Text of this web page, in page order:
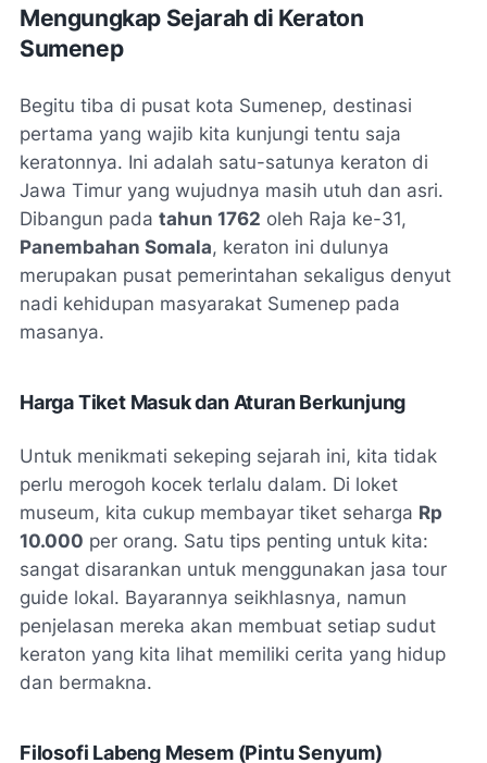
Mengungkap Sejarah di Keraton
Sumenep
Begitu tiba di pusat kota Sumenep, destinasi
pertama yang wajib kita kunjungi tentu saja
keratonnya. Ini adalah satu-satunya keraton di
Jawa Timur yang wujudnya masih utuh dan asri.
Dibangun pada tahun 1762 oleh Raja ke-31,
Panembahan Somala, keraton ini dulunya
merupakan pusat pemerintahan sekaligus denyut
nadi kehidupan masyarakat Sumenep pada
masanya.
Harga Tiket Masuk dan Aturan Berkunjung
Untuk menikmati sekeping sejarah ini, kita tidak
perlu merogoh kocek terlalu dalam. Di loket
museum, kita cukup membayar tiket seharga Rp
10.000 per orang. Satu tips penting untuk kita:
sangat disarankan untuk menggunakan jasa tour
guide lokal. Bayarannya seikhlasnya, namun
penjelasan mereka akan membuat setiap sudut
keraton yang kita lihat memiliki cerita yang hidup
dan bermakna.
Filosofi Labeng Mesem (Pintu Senyum)